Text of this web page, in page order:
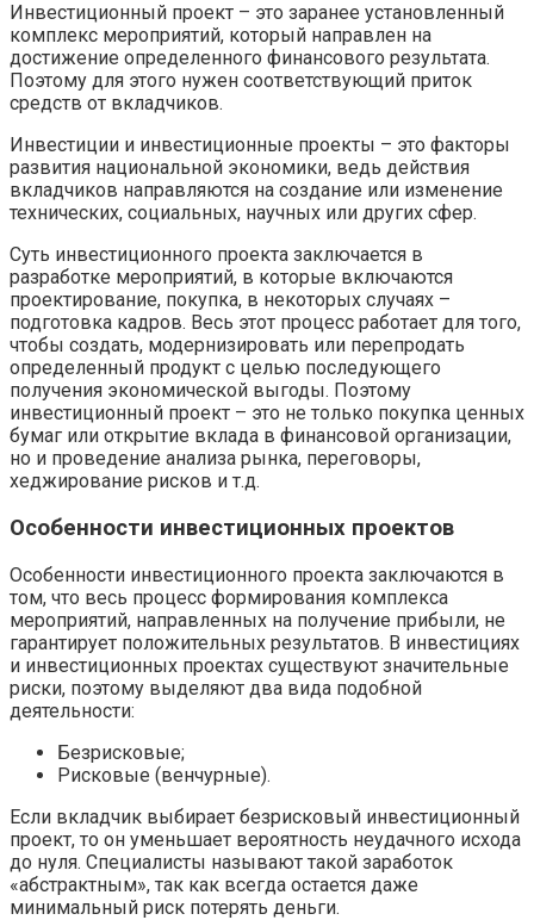
Инвестиционный проект – это заранее установленный
комплекс мероприятий, который направлен на
достижение определенного финансового результата.
Поэтому для этого нужен соответствующий приток
средств от вкладчиков.
Инвестиции и инвестиционные проекты – это факторы
развития национальной экономики, ведь действия
вкладчиков направляются на создание или изменение
технических, социальных, научных или других сфер.
Суть инвестиционного проекта заключается в
разработке мероприятий, в которые включаются
проектирование, покупка, в некоторых случаях –
подготовка кадров. Весь этот процесс работает для того,
чтобы создать, модернизировать или перепродать
определенный продукт с целью последующего
получения экономической выгоды. Поэтому
инвестиционный проект – это не только покупка ценных
бумаг или открытие вклада в финансовой организации,
но и проведение анализа рынка, переговоры,
хеджирование рисков и т.д.
Особенности инвестиционных проектов
Особенности инвестиционного проекта заключаются в
том, что весь процесс формирования комплекса
мероприятий, направленных на получение прибыли, не
гарантирует положительных результатов. В инвестициях
и инвестиционных проектах существуют значительные
риски, поэтому выделяют два вида подобной
деятельности:
Безрисковые;
Рисковые (венчурные).
Если вкладчик выбирает безрисковый инвестиционный
проект, то он уменьшает вероятность неудачного исхода
до нуля. Специалисты называют такой заработок
«абстрактным», так как всегда остается даже
минимальный риск потерять деньги.